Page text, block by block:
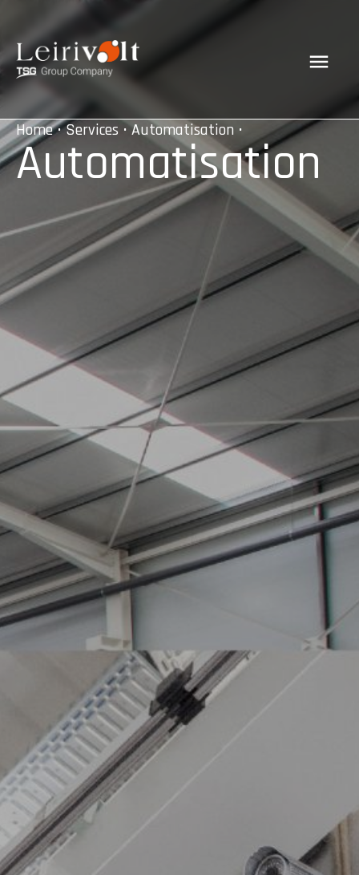
Home•Services •Automatisation •
Automatisation